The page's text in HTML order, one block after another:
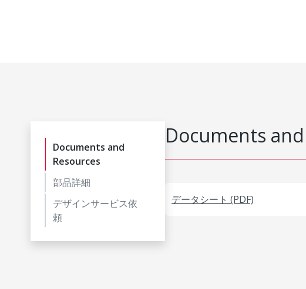
Documents and
Resources
部品詳細
デザインサービス依
頼
Documents
データシート (PDF)